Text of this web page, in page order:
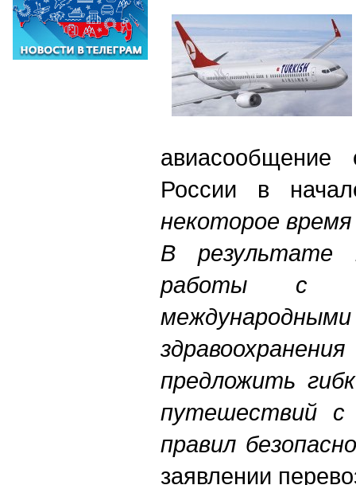
России в
некоторое
В результате
работы с
предложить
путешествий с
правил
заявлении